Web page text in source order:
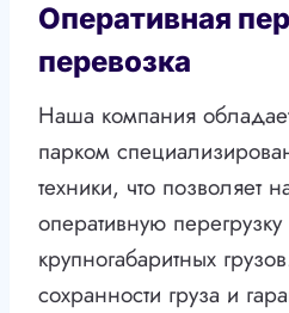
Оперативная
перевозка
Наша компания
парком
техники, что позволяет
оперативную
крупногабаритных
сохранности груза и